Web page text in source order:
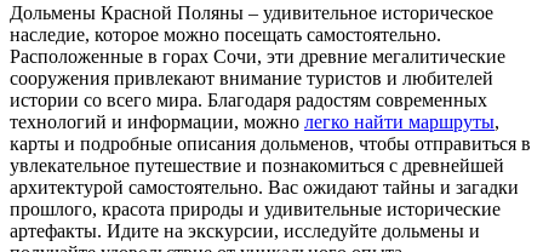
Дольмены Красной Поляны – удивительное историческое
наследие, которое можно посещать самостоятельно.
Расположенные в горах Сочи, эти древние мегалитические
сооружения привлекают внимание туристов и любителей
истории со всего мира. Благодаря радостям современных
технологий и информации, можно легко найти маршруты,
карты и подробные описания дольменов, чтобы отправиться в
увлекательное путешествие и познакомиться с древнейшей
архитектурой самостоятельно. Вас ожидают тайны и загадки
прошлого, красота природы и удивительные исторические
артефакты. Идите на экскурсии, исследуйте дольмены и